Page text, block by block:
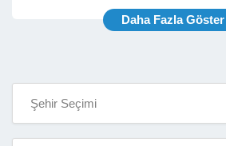
sunmaktayız. Oto Ekspertiz Online ile
firmasını bulmak çok kolay.
aşağıda yer alan bilgilerine kolaylıkla
hizmeti almak için randevu alabilirsiniz.
İşletme Telefon ve Yetkili Telefon
İşletme Açık Adresi ve Konum Bilgisi